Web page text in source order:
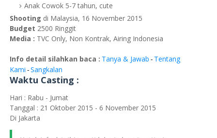
Anak Cowok 5-7 tahun, cute
Shooting di Malaysia, 16 November 2015
Budget 2500 Ringgit
Media : TVC Only, Non Kontrak, Airing Indonesia
Info detail silahkan baca : Tanya & Jawab - Tentang
Kami - Sangkalan
Waktu Casting :
Hari : Rabu - Jumat
Tanggal : 21 Oktober 2015 - 6 November 2015
Di Jakarta